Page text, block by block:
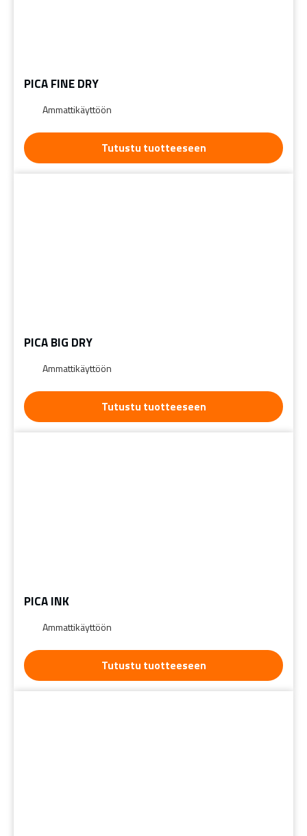
PICA FINE DRY
Ammattikäyttöön
Tutustu tuotteeseen
PICA BIG DRY
Ammattikäyttöön
Tutustu tuotteeseen
PICA INK
Ammattikäyttöön
Tutustu tuotteeseen